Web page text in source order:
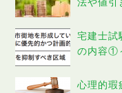
宅建士試
の内容①
心理的瑕